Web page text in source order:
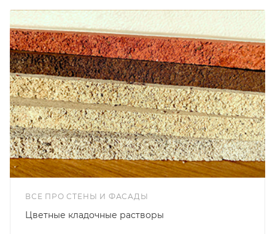
ВСЕ ПРО СТЕНЫ И ФАСАДЫ
Цветные кладочные растворы